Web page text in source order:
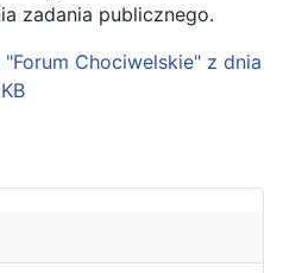
zadania publicznego.
Chociwelskie" z dnia